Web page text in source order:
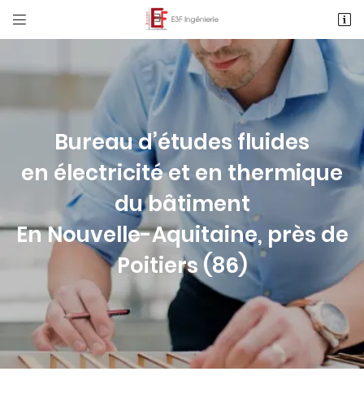
 
1 Rue des Métiers, Le Clos de l'Ormeau
86130 Saint-Georges-Lès-Baillargeaux
05 49 62 02 02
Adresse email de réception
Recopier le code ci-contre
Rafraîchir le captcha
Bureau d’études fluides
en électricité et en thermique
du bâtiment
En Nouvelle-Aquitaine, près de
Poitiers (86)